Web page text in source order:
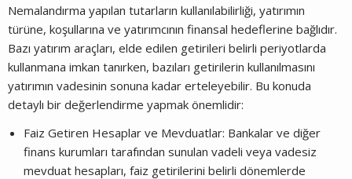
Nemalandırma yapılan tutarların kullanılabilirliği, yatırımın
türüne, koşullarına ve yatırımcının finansal hedeflerine bağlıdır.
Bazı yatırım araçları, elde edilen getirileri belirli periyotlarda
kullanmana imkan tanırken, bazıları getirilerin kullanılmasını
yatırımın vadesinin sonuna kadar erteleyebilir. Bu konuda
detaylı bir değerlendirme yapmak önemlidir:
Faiz Getiren Hesaplar ve Mevduatlar: Bankalar ve diğer
finans kurumları tarafından sunulan vadeli veya vadesiz
mevduat hesapları, faiz getirilerini belirli dönemlerde